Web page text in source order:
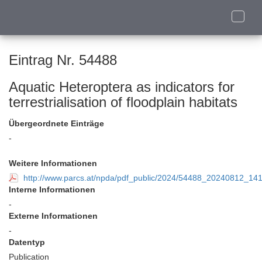
Toggle
Eintrag Nr. 54488
Aquatic Heteroptera as indicators for
terrestrialisation of floodplain habitats
Übergeordnete Einträge
-
Weitere Informationen
http://www.parcs.at/npda/pdf_public/2024/
Interne Informationen
-
Externe Informationen
-
Datentyp
Publication